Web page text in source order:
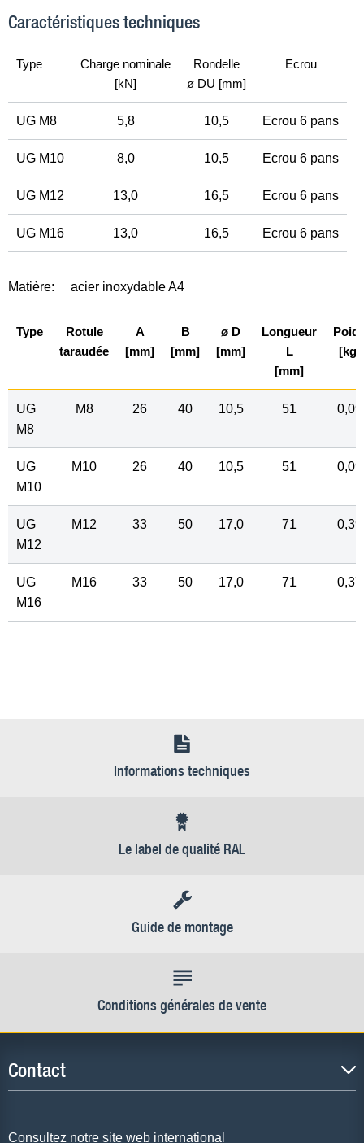
Caractéristiques techniques
Type
Charge nominale
[kN]
Rondelle
ø DU [mm]
Ecrou
UG M8 5,8 10,5 Ecrou 6 pans
UG M10 8,0 10,5 Ecrou 6 pans
UG M12 13,0 16,5 Ecrou 6 pans
UG M16 13,0 16,5 Ecrou 6 pans
Matière: acier inoxydable A4
Type
Rotule
taraudée
A
[mm]
B
[mm]
ø D
[mm]
Longueur
L
[mm]
[kg]
UG
M8
M8 26 40 10,5 51 0,09
UG
M10
M10 26 40 10,5 51 0,09
UG
M12
M12 33 50 17,0 71 0,39
UG
M16
M16 33 50 17,0 71 0,37
Informations techniques
Le label de qualité RAL
Guide de montage
Conditions générales de vente
Contact
Consultez notre site web international